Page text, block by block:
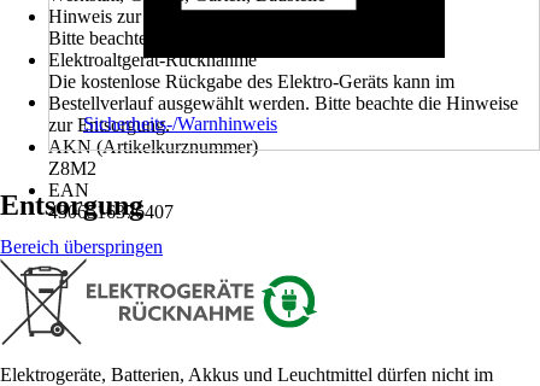
Hinweis zur Entsorgung
Bitte beachte die Hinweise zur Entsorgung
Elektroaltgerät-Rücknahme
Die kostenlose Rückgabe des Elektro-Geräts kann im
Bestellverlauf ausgewählt werden. Bitte beachte die Hinweise
zur Entsorgung.
AKN (Artikelkurznummer)
Z8M2
EAN
4306516376407
Sicherheits-/Warnhinweis
Entsorgung
Bereich überspringen
Elektrogeräte, Batterien, Akkus und Leuchtmittel dürfen nicht im